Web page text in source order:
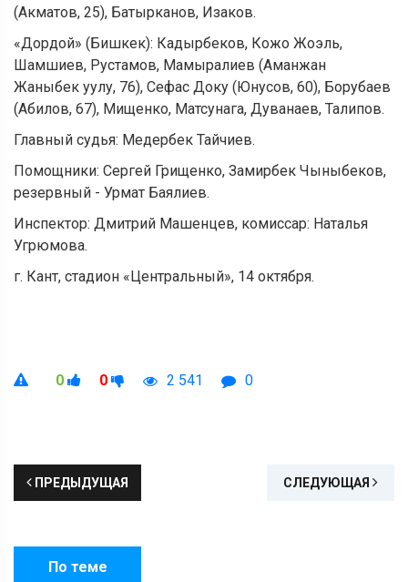
(Акматов, 25), Батырканов, Изаков.
«Дордой» (Бишкек): Кадырбеков, Кожо Жоэль,
Шамшиев, Рустамов, Мамыралиев (Аманжан
Жаныбек уулу, 76), Сефас Доку (Юнусов, 60), Борубаев
(Абилов, 67), Мищенко, Матсунага, Дуванаев, Талипов.
Главный судья: Медербек Тайчиев.
Помощники: Сергей Грищенко, Замирбек Чыныбеков,
резервный - Урмат Баялиев.
Инспектор: Дмитрий Машенцев, комиссар: Наталья
Угрюмова.
г. Кант, стадион «Центральный», 14 октября.
0 0 2 541 0
ПРЕДЫДУЩАЯ СЛЕДУЮЩАЯ
По теме